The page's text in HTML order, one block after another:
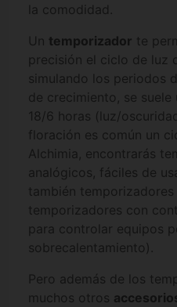
la comodidad.
Un temporizador te
precisión el ciclo de luz
simulando los periodos
de crecimiento, se suele
18/6 horas (luz/
floración es común un
Alchimia, encontrarás
analógicos, fáciles de
también
temporizadores con
para controlar equipos
sobrecalentamiento).
Pero además de los
muchos otros